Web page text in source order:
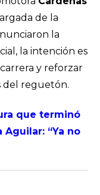
de la
la
la intención es
y reforzar
del reguetón.
que terminó
“Ya no